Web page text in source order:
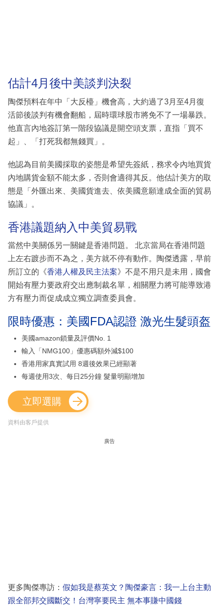
估計4月後中美談判決裂
陶傑預料在年中「大反檯」機會高，大約過了3月至4月復
活節後談判有機會翻船，屆時環球股市將免不了一場暴跌。
他直言內地簽訂第一階段協議是開空頭支票，直指「買不
起」、「打死我都無錢買」。
他認為目前美國採取的姿態是希望先簽紙，務求令內地買貨
內地購貨金額不能太多，否則會適得其反。他估計美方的取
態是「外匯出來、美國貨進去、依美國意願達成全面的貿易
協議」。
香港議題納入中美貿易戰
當然中美關係另一關鍵是香港問題。 北京當局在香港問題
上左右踱步而不為之，美方就不停有動作。陶傑透露，早前
所訂立的《香港人權及民主法案》不是不用只是未用，國會
開始有壓力要政府交出應制裁名單，相關壓力將可能導致港
方有壓力而促成成立獨立調查委員會。
限時優惠：美國FDA認證 激光生髮頭盔
美國amazon鎖量及評價No. 1
輸入「NMG100」優惠碼額外減$100
香港用家真實試用 8週後效果已經顯著
每週使用3次、每日25分鐘 髮量明顯增加
立即選購
資料由客戶提供
廣告
更多陶傑專訪： 假如我是蔡英文？陶傑豪言：我一上台主動
跟全部邦交國斷交！台灣寧要民主 無本事賺中國錢